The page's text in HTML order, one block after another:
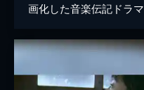
画化した音楽伝記ドラマ